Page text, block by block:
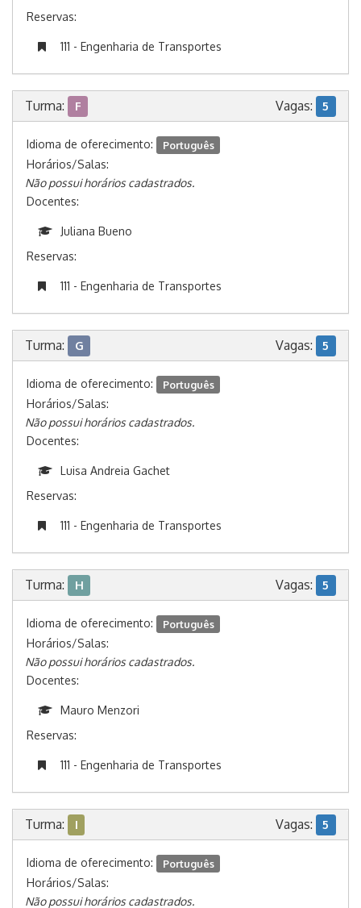
Reservas:
111 - Engenharia de Transportes
Turma: F Vagas: 5
Idioma de oferecimento: Português
Horários/Salas:
Não possui horários cadastrados.
Docentes:
Juliana Bueno
Reservas:
111 - Engenharia de Transportes
Turma: G Vagas: 5
Idioma de oferecimento: Português
Horários/Salas:
Não possui horários cadastrados.
Docentes:
Luisa Andreia Gachet
Reservas:
111 - Engenharia de Transportes
Turma: H Vagas: 5
Idioma de oferecimento: Português
Horários/Salas:
Não possui horários cadastrados.
Docentes:
Mauro Menzori
Reservas:
111 - Engenharia de Transportes
Turma: I Vagas: 5
Idioma de oferecimento: Português
Horários/Salas:
Não possui horários cadastrados.